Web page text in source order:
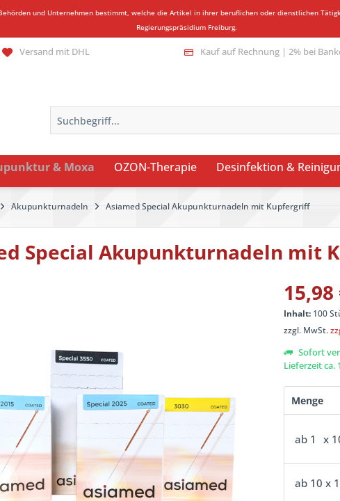
und Unternehmen bestimmt, welche die Artikel in ihrer beruflichen oder dienstlichen
Regierungspräsidium Freiburg.
Versand mit DHL Kauf auf Rechnung | 2% bei
& Moxa OZON-Therapie Desinfektion &
Akupunkturnadeln Asiamed Special Akupunkturnadeln mit Kupfergriff
Special Akupunkturnadeln mit
15,98
Inhalt: 100
zzgl. MwSt.
Sofort
Lieferzeit ca.
Menge
ab 1 x
ab 10 x